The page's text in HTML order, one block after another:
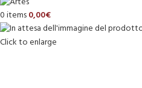
0items0,00€
Click to enlarge